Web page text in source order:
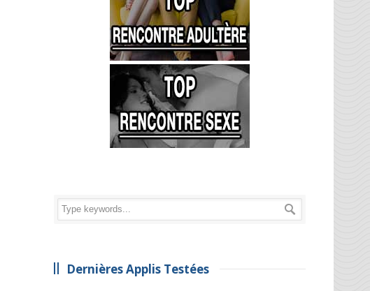
Dernières Applis Testées